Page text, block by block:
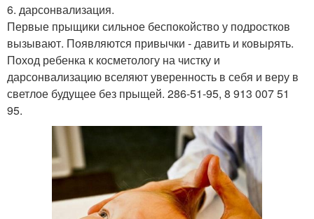
6. дарсонвализация.
Первые прыщики сильное беспокойство у подростков
вызывают. Появляются привычки - давить и ковырять.
Поход ребенка к косметологу на чистку и
дарсонвализацию вселяют уверенность в себя и веру в
светлое будущее без прыщей. 286-51-95, 8 913 007 51
95.